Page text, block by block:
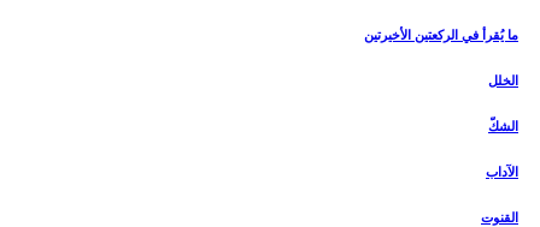
ما يُقرأ في الركعتين الأخيرتين‏
الخلل
الشكّ
الآداب
القنوت‏